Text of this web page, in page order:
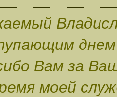
Вам за
моей